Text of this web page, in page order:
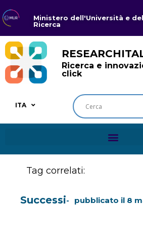
Ministero dell'Università e
Ricerca
Ricerca e
click
ITA
Tag correlati:
Successi pubblicato il 8